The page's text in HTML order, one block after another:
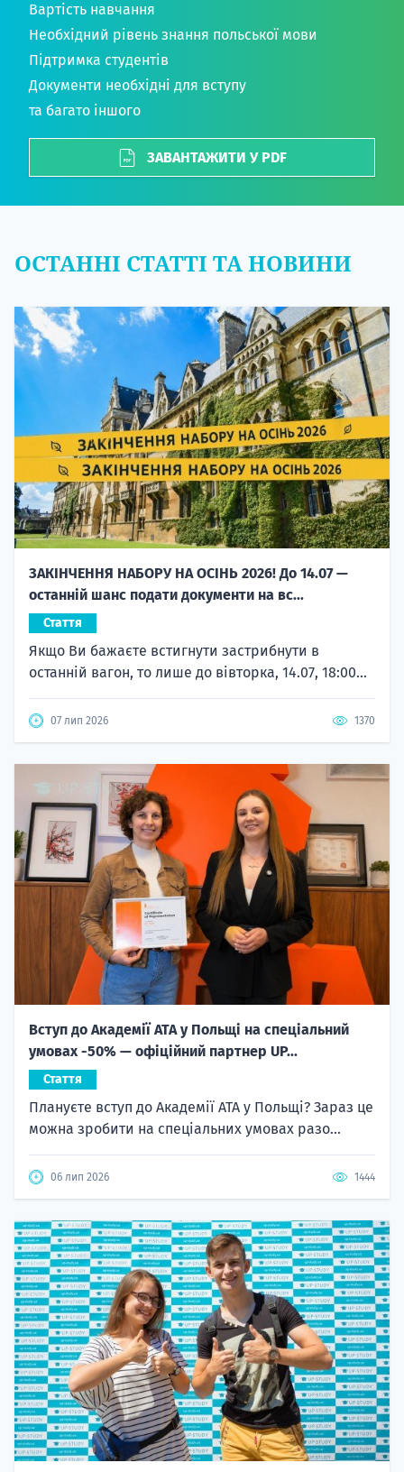
Вартість навчання
Необхідний рівень знання польської мови
Підтримка студентів
Документи необхідні для вступу
та багато іншого
ЗАВАНТАЖИТИ У PDF
ОСТАННІ СТАТТІ ТА НОВИНИ
ЗАКІНЧЕННЯ НАБОРУ НА ОСІНЬ 2026! До 14.07 —
останній шанс подати документи на вс...
Стаття
Якщо Ви бажаєте встигнути застрибнути в
останній вагон, то лише до вівторка, 14.07, 18:00...
07 лип 2026 1370
Вступ до Академії ATA у Польщі на спеціальний
умовах -50% — офіційний партнер UP...
Стаття
Плануєте вступ до Академії ATA у Польщі? Зараз це
можна зробити на спеціальних умовах разо...
06 лип 2026 1444